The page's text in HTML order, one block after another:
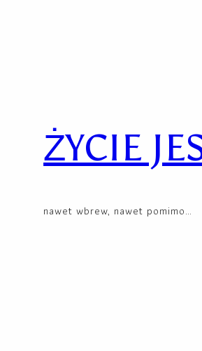
ŻYCIE
nawet wbrew, nawet pomimo…